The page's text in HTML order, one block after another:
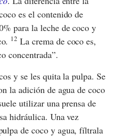
es el contenido de
para la leche de coco y
12 La crema de coco es,
concentrada”.
y se les quita la pulpa. Se
la adición de agua de coco
utilizar una prensa de
hidráulica. Una vez
de coco y agua, fíltrala